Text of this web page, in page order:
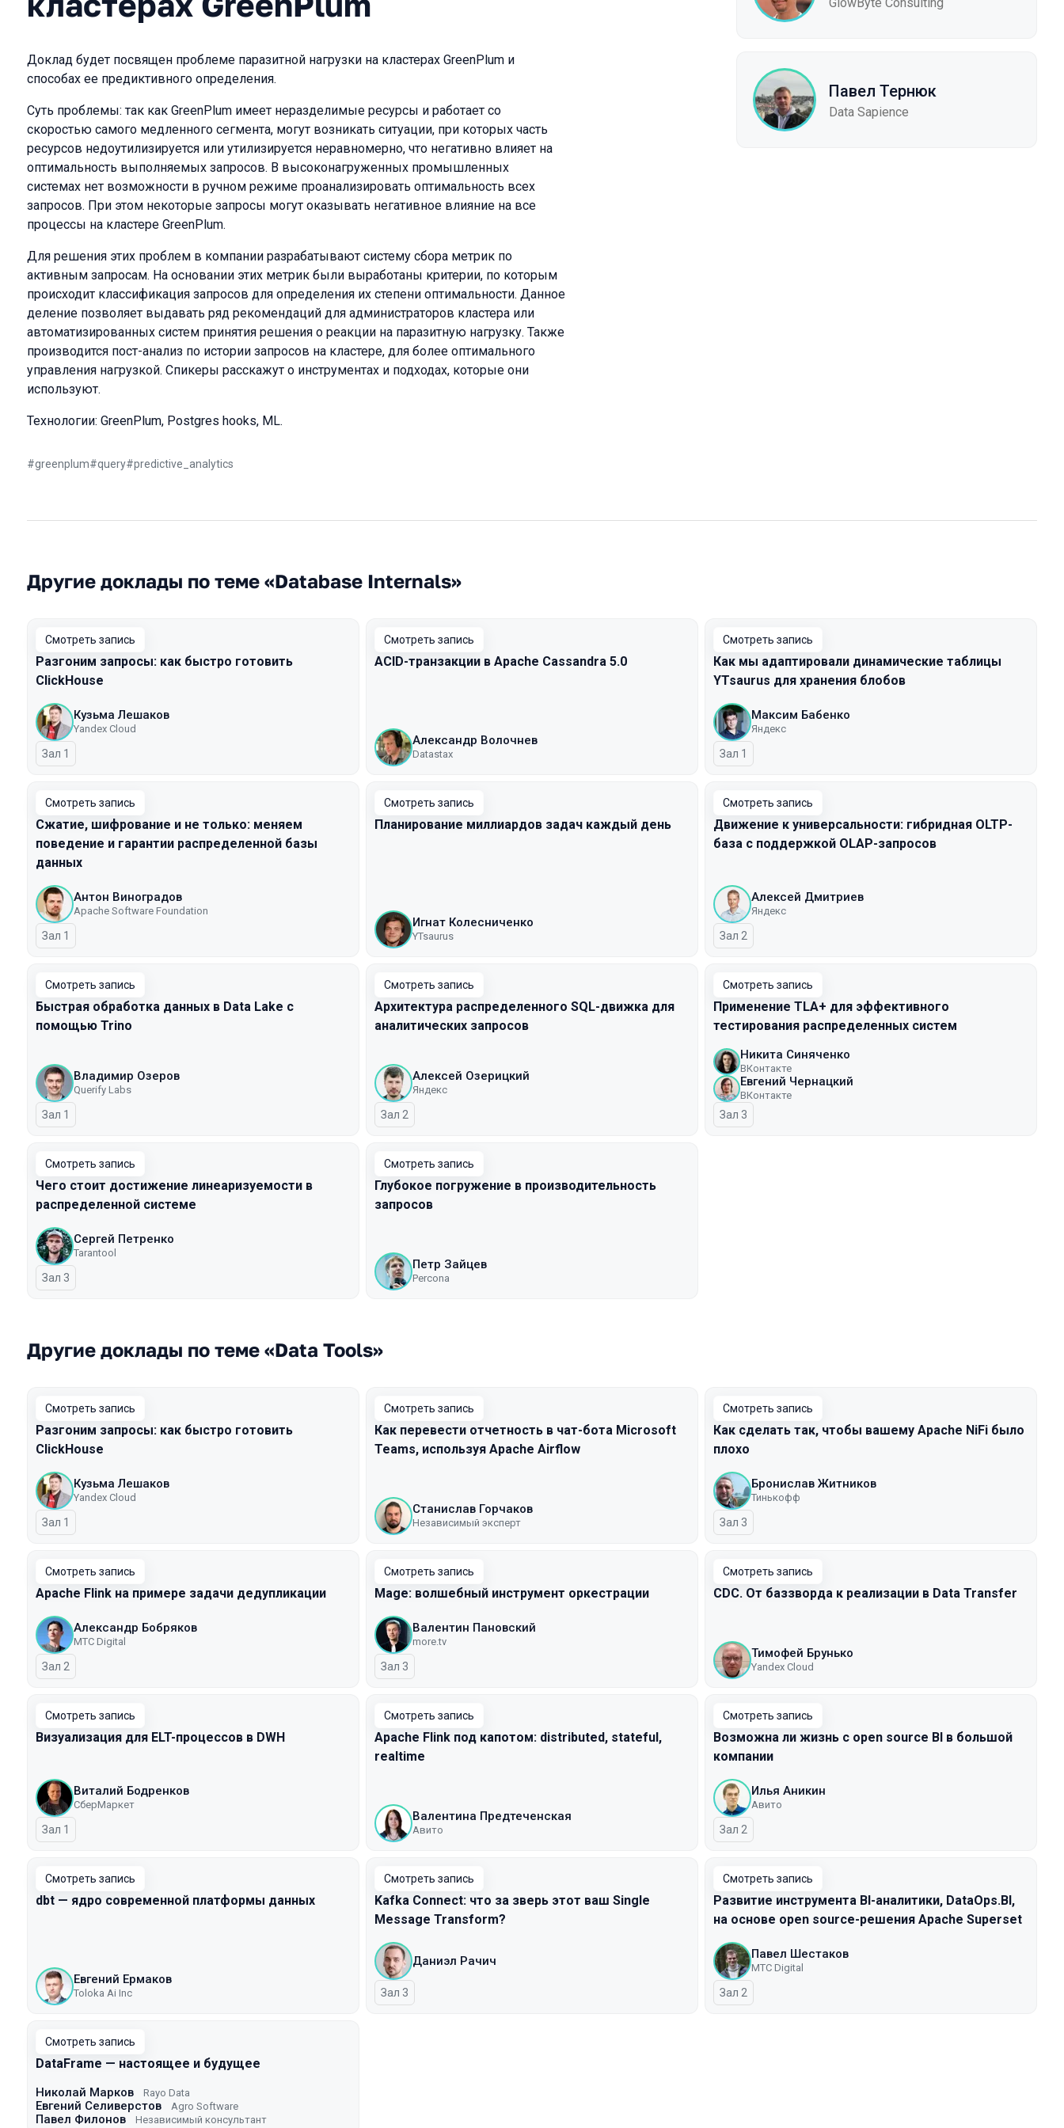
Доклад будет посвящен проблеме паразитной нагрузки на кластерах GreenPlum и
способах ее предиктивного определения.
Суть проблемы: так как GreenPlum имеет неразделимые ресурсы и работает со
скоростью самого медленного сегмента, могут возникать ситуации, при которых часть
ресурсов недоутилизируется или утилизируется неравномерно, что негативно влияет на
оптимальность выполняемых запросов. В высоконагруженных промышленных
системах нет возможности в ручном режиме проанализировать оптимальность всех
запросов. При этом некоторые запросы могут оказывать негативное влияние на все
процессы на кластере GreenPlum.
Для решения этих проблем в компании разрабатывают систему сбора метрик по
активным запросам. На основании этих метрик были выработаны критерии, по которым
происходит классификация запросов для определения их степени оптимальности. Данное
деление позволяет выдавать ряд рекомендаций для администраторов кластера или
автоматизированных систем принятия решения о реакции на паразитную нагрузку. Также
производится пост-анализ по истории запросов на кластере, для более оптимального
управления нагрузкой. Спикеры расскажут о инструментах и подходах, которые они
используют.
Технологии: GreenPlum, Postgres hooks, ML.
#greenplum#query#predictive_analytics
Павел Тернюк
Data Sapience
Другие доклады по теме «Database Internals»
Смотреть запись
Разгоним запросы: как быстро готовить
ClickHouse
Кузьма Лешаков
Yandex Cloud
Зал 1
Смотреть запись
ACID-транзакции в Apache Cassandra 5.0
Александр Волочнев
Datastax
Смотреть запись
Как мы адаптировали динамические таблицы
YTsaurus для хранения блобов
Максим Бабенко
Яндекс
Зал 1
Смотреть запись
Сжатие, шифрование и не только: меняем
поведение и гарантии распределенной базы
данных
Антон Виноградов
Apache Software Foundation
Зал 1
Смотреть запись
Планирование миллиардов задач каждый день
Игнат Колесниченко
YTsaurus
Смотреть запись
Движение к универсальности: гибридная OLTP-
база с поддержкой OLAP-запросов
Алексей Дмитриев
Яндекс
Зал 2
Смотреть запись
Быстрая обработка данных в Data Lake с
помощью Trino
Владимир Озеров
Querify Labs
Зал 1
Смотреть запись
Архитектура распределенного SQL-движка для
аналитических запросов
Алексей Озерицкий
Яндекс
Зал 2
Смотреть запись
Применение TLA+ для эффективного
тестирования распределенных систем
Никита Синяченко
ВКонтакте
Евгений Чернацкий
ВКонтакте
Зал 3
Смотреть запись
Чего стоит достижение линеаризуемости в
распределенной системе
Сергей Петренко
Tarantool
Зал 3
Смотреть запись
Глубокое погружение в производительность
запросов
Петр Зайцев
Percona
Другие доклады по теме «Data Tools»
Смотреть запись
Разгоним запросы: как быстро готовить
ClickHouse
Кузьма Лешаков
Yandex Cloud
Зал 1
Смотреть запись
Как перевести отчетность в чат-бота Microsoft
Teams, используя Apache Airflow
Станислав Горчаков
Независимый эксперт
Смотреть запись
Как сделать так, чтобы вашему Apache NiFi было
плохо
Бронислав Житников
Тинькофф
Зал 3
Смотреть запись
Apache Flink на примере задачи дедупликации
Александр Бобряков
МТС Digital
Зал 2
Смотреть запись
Mage: волшебный инструмент оркестрации
Валентин Пановский
more.tv
Зал 3
Смотреть запись
CDC. От баззворда к реализации в Data Transfer
Тимофей Брунько
Yandex Cloud
Смотреть запись
Визуализация для ELT-процессов в DWH
Виталий Бодренков
СберМаркет
Зал 1
Смотреть запись
Apache Flink под капотом: distributed, stateful,
realtime
Валентина Предтеченская
Авито
Смотреть запись
Возможна ли жизнь с open source BI в большой
компании
Илья Аникин
Авито
Зал 2
Смотреть запись
dbt — ядро современной платформы данных
Евгений Ермаков
Toloka Ai Inc
Смотреть запись
Kafka Connect: что за зверь этот ваш Single
Message Transform?
Даниэл Рачич
Зал 3
Смотреть запись
Развитие инструмента BI-аналитики, DataOps.BI,
на основе open source-решения Apache Superset
Павел Шестаков
МТС Digital
Зал 2
Смотреть запись
DataFrame — настоящее и будущее
Николай Марков Rayo Data
Евгений Селиверстов Agro Software
Павел Филонов Независимый консультант